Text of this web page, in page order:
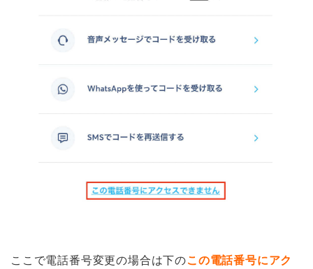
ここで電話番号変更の場合は下のこの電話番号にアク